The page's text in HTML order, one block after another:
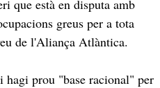
que està en disputa amb
greus per a tota
de l'Aliança Atlàntica.
hagi prou "base racional" per